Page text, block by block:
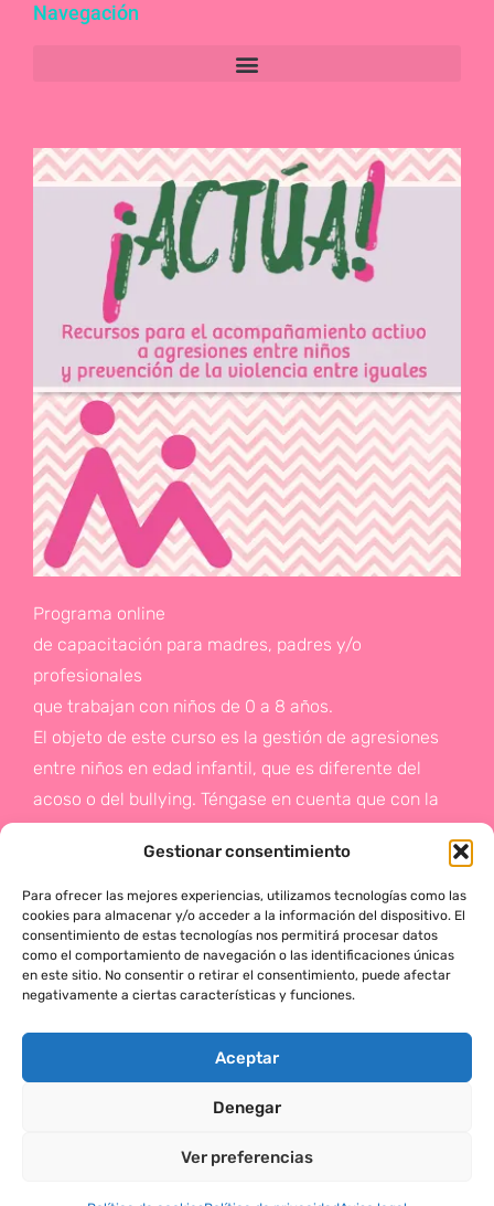
Gestionar consentimiento
Para ofrecer las mejores experiencias, utilizamos tecnologías como las
cookies para almacenar y/o acceder a la información del dispositivo. El
consentimiento de estas tecnologías nos permitirá procesar datos
como el comportamiento de navegación o las identificaciones únicas
en este sitio. No consentir o retirar el consentimiento, puede afectar
negativamente a ciertas características y funciones.
Aceptar
Denegar
Ver preferencias
Navegación
Programa online
de capacitación para madres, padres y/o
profesionales
que trabajan con niños de 0 a 8 años.
El objeto de este curso es la gestión de agresiones
entre niños en edad infantil, que es diferente del
acoso o del bullying. Téngase en cuenta que con la
de la prevención a un problema que suele aparecer
en etapas posteriores como es el acoso.
Si deseas más información,
haz click en este enlace:
MÓNICA SERRANO © 2025 TODOS LOS DERECHOS RESERVADOS